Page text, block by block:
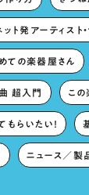
ト発アーティスト
ての楽器屋さん
超入門 この
らいたい！
ニュース／製